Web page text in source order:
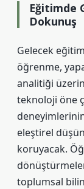
Eğitimde
Dokunuş
Gelecek
öğrenme,
analitiği
teknoloji öne
eleştirel
koruyacak.
toplumsal